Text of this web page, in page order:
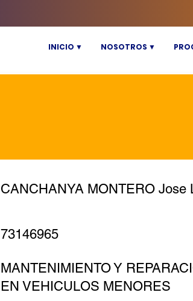
INICIO ▼ NOSOTROS ▼
CANCHANYA MONTERO Jose
73146965
MANTENIMIENTO Y
EN VEHICULOS MENORES